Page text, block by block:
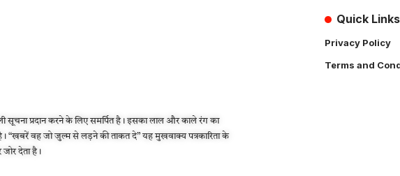
सूचना प्रदान करने के लिए समर्पित है। इसका लाल और काले रंग का
है। “खबरें वह जो जुल्म से लड़ने की ताकत दे” यह मुखवाक्य पत्रकारिता के
जोर देता है।
Quick Links
Privacy Policy
Terms and